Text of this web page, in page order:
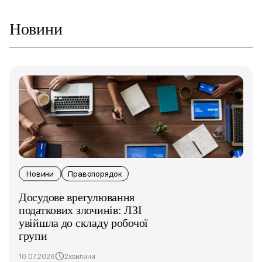
Новини
Новини Правопорядок
Досудове врегулювання
податкових злочинів: ЛЗІ
увійшла до складу робочої
групи
10.07.2026 2хвилини